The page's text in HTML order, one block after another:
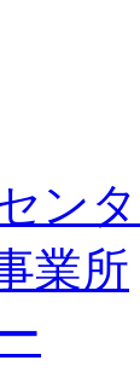
ン
業所